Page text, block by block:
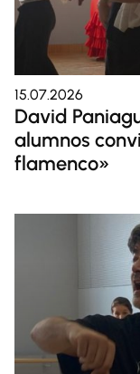
David
alumnos
flamenco»
15.07.2026